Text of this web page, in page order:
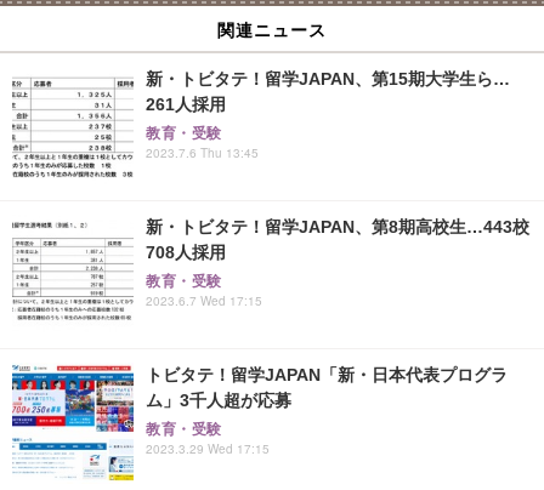
関連ニュース
新・トビタテ！留学JAPAN、第15期大学生ら…
261人採用
教育・受験
2023.7.6 Thu 13:45
新・トビタテ！留学JAPAN、第8期高校生…443校
708人採用
教育・受験
2023.6.7 Wed 17:15
トビタテ！留学JAPAN「新・日本代表プログラ
ム」3千人超が応募
教育・受験
2023.3.29 Wed 17:15